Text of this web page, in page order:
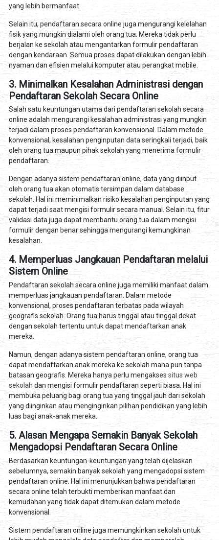
yang lebih bermanfaat.
Selain itu, pendaftaran secara online juga mengurangi kelelahan
fisik yang mungkin dialami oleh orang tua. Mereka tidak perlu
berjalan ke sekolah atau mengantarkan formulir pendaftaran
dengan kendaraan. Semua proses dapat dilakukan dengan lebih
nyaman dan efisien melalui komputer atau perangkat mobile.
3. Minimalkan Kesalahan Administrasi dengan
Pendaftaran Sekolah Secara Online
Salah satu keuntungan utama dari pendaftaran sekolah secara
online adalah mengurangi kesalahan administrasi yang mungkin
terjadi dalam proses pendaftaran konvensional. Dalam metode
konvensional, kesalahan penginputan data seringkali terjadi, baik
oleh orang tua maupun pihak sekolah yang menerima formulir
pendaftaran.
Dengan adanya sistem pendaftaran online, data yang diinput
oleh orang tua akan otomatis tersimpan dalam database
sekolah. Hal ini meminimalkan risiko kesalahan penginputan yang
dapat terjadi saat mengisi formulir secara manual. Selain itu, fitur
validasi data juga dapat membantu orang tua dalam mengisi
formulir dengan benar sehingga mengurangi kemungkinan
kesalahan.
4. Memperluas Jangkauan Pendaftaran melalui
Sistem Online
Pendaftaran sekolah secara online juga memiliki manfaat dalam
memperluas jangkauan pendaftaran. Dalam metode
konvensional, proses pendaftaran terbatas pada wilayah
geografis sekolah. Orang tua harus tinggal atau tinggal dekat
dengan sekolah tertentu untuk dapat mendaftarkan anak
mereka.
Namun, dengan adanya sistem pendaftaran online, orang tua
dapat mendaftarkan anak mereka ke sekolah mana pun tanpa
batasan geografis. Mereka hanya perlu mengakses situs web
sekolahdan mengisi formulir pendaftaran seperti biasa. Hal ini
membuka peluang bagi orang tua yang tinggal jauh dari sekolah
yang diinginkan atau menginginkan pilihan pendidikan yang lebih
luas bagi anak-anak mereka.
5. Alasan Mengapa Semakin Banyak Sekolah
Mengadopsi Pendaftaran Secara Online
Berdasarkan keuntungan-keuntungan yang telah dijelaskan
sebelumnya, semakin banyak sekolah yang mengadopsi sistem
pendaftaran online. Hal ini menunjukkan bahwa pendaftaran
secara online telah terbukti memberikan manfaat dan
kemudahan yang tidak dapat ditemukan dalam metode
konvensional.
Sistem pendaftaran online juga memungkinkan sekolah untuk